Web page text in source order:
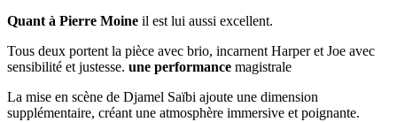
Quant à Pierre Moine il est lui aussi excellent.
Tous deux portent la pièce avec brio, incarnent Harper et Joe avec
sensibilité et justesse. une performance magistrale
La mise en scène de Djamel Saïbi ajoute une dimension
supplémentaire, créant une atmosphère immersive et poignante.